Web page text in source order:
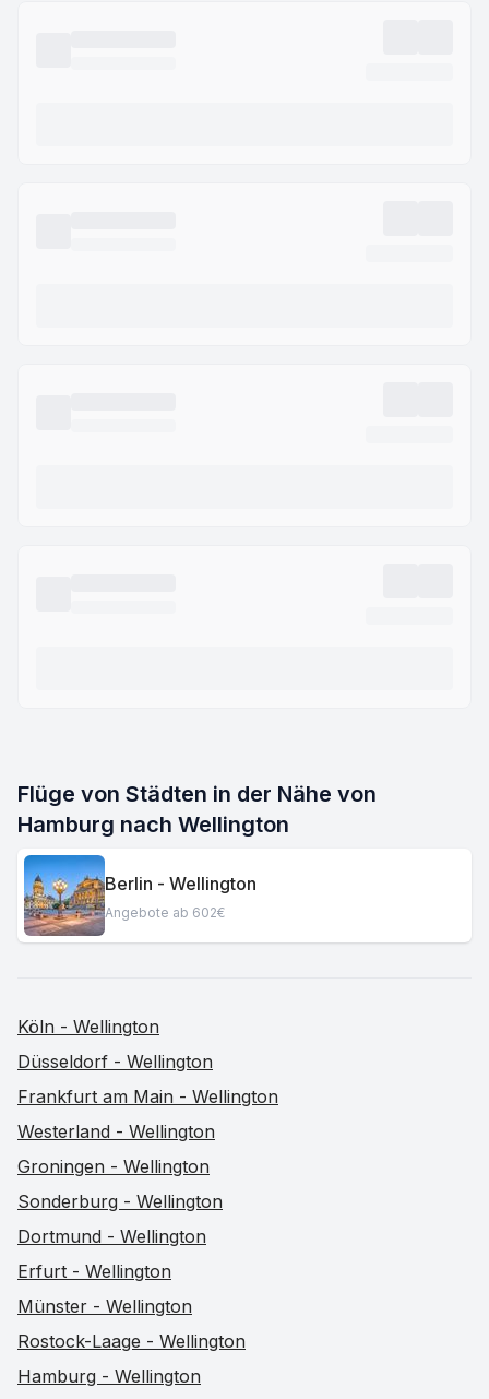
Flüge von Städten in der Nähe von
Hamburg nach Wellington
Berlin - Wellington
Angebote ab 602€
Köln - Wellington
Düsseldorf - Wellington
Frankfurt am Main - Wellington
Westerland - Wellington
Groningen - Wellington
Sonderburg - Wellington
Dortmund - Wellington
Erfurt - Wellington
Münster - Wellington
Rostock-Laage - Wellington
Hamburg - Wellington